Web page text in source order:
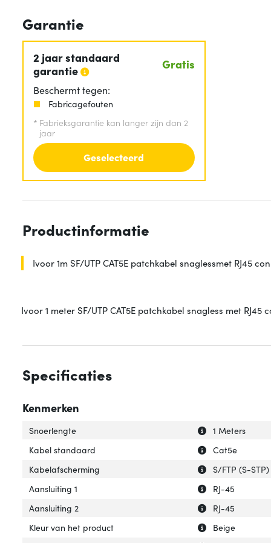
Garantie
2 jaar standaard
garantie
Gratis
Beschermt tegen:
Fabricagefouten
* Fabrieksgarantie kan langer zijn dan 2
jaar
Geselecteerd
Productinformatie
Ivoor 1m SF/UTP CAT5E patchkabel snaglessmet RJ45
Ivoor 1 meter SF/UTP CAT5E patchkabel snagless met RJ45
Specificaties
Kenmerken
Uitleg over
Verberg uitleg
Snoerlengte
1 Meters
Uitleg over
Verberg uitleg
Kabel standaard
Cat5e
Uitleg over
Verberg uitleg
Kabelafscherming
S/FTP (S-STP)
Uitleg over
Verberg uitleg
Aansluiting 1
RJ-45
Uitleg over
Verberg uitleg
Aansluiting 2
RJ-45
Uitleg over
Verberg uitleg
Kleur van het product
Beige